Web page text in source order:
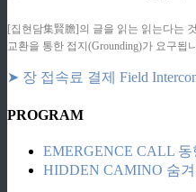
[집현담集賢膽]의 글을 읽는 읽는다는
교환을 통한 접지(Grounding)가 요구됩
➤ 장 접속료 결제 Field
PROGRAM
EMERGENCE CALL 동
HIDDEN CAMINO 숨겨